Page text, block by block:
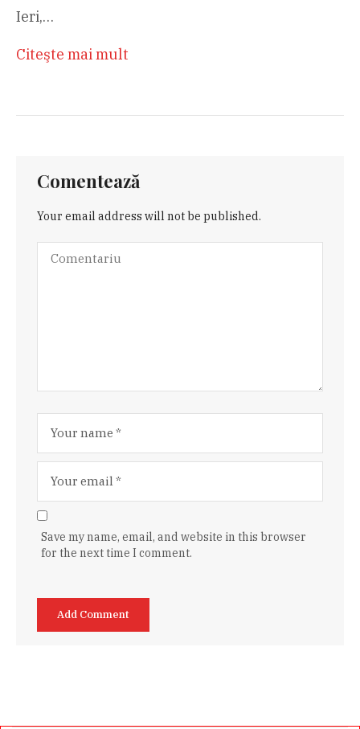
Ieri,…
Citeşte mai mult
Comentează
Your email address will not be published.
Save my name, email, and website in this browser
for the next time I comment.